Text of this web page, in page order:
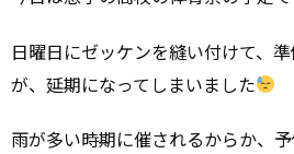
日曜日にゼッケンを縫い付けて、
が、延期になってしまいました
雨が多い時期に催されるからか、予